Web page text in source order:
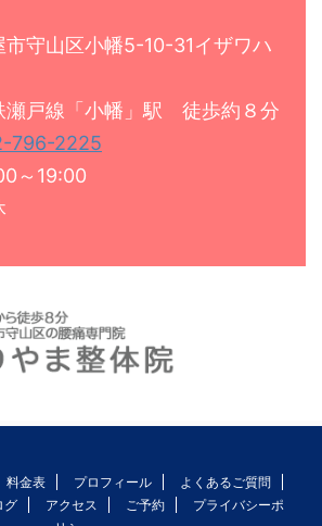
市守山区小幡5-10-31イザワハ
瀬戸線「小幡」駅 徒歩約８分
796-2225
～19:00
料金表 プロフィール
よくあるご質問
グ アクセス ご予約
プライバシーポ